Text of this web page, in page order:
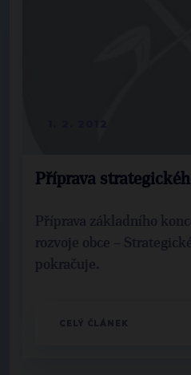
Příprava
Příprava základního
rozvoje obce –
pokračuje.
CELÝ ČLÁNEK